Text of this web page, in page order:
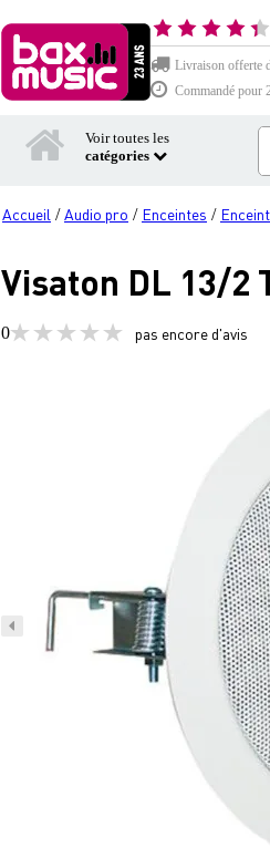
Livraison offerte
Commandé pour
Voir toutes les
catégories
Accueil /Audio pro / Enceintes /
Visaton DL 13/2
0 pas encore d'avis